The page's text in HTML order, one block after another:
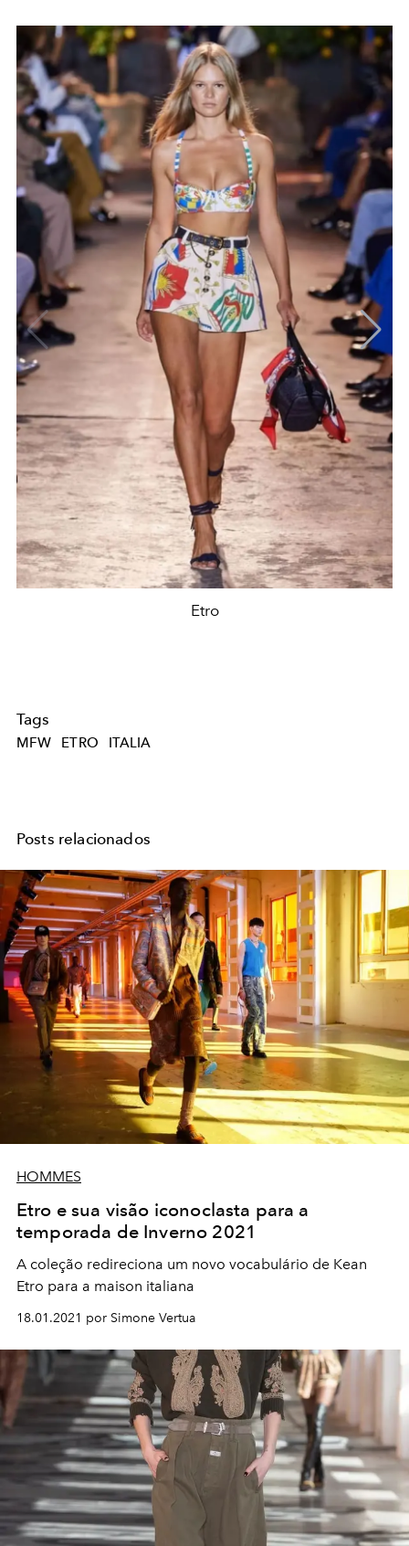
Etro
Tags
MFW ETRO ITALIA
Posts relacionados
HOMMES
Etro e sua visão iconoclasta para a
temporada de Inverno 2021
A coleção redireciona um novo vocabulário de Kean
Etro para a maison italiana
18.01.2021 por Simone Vertua